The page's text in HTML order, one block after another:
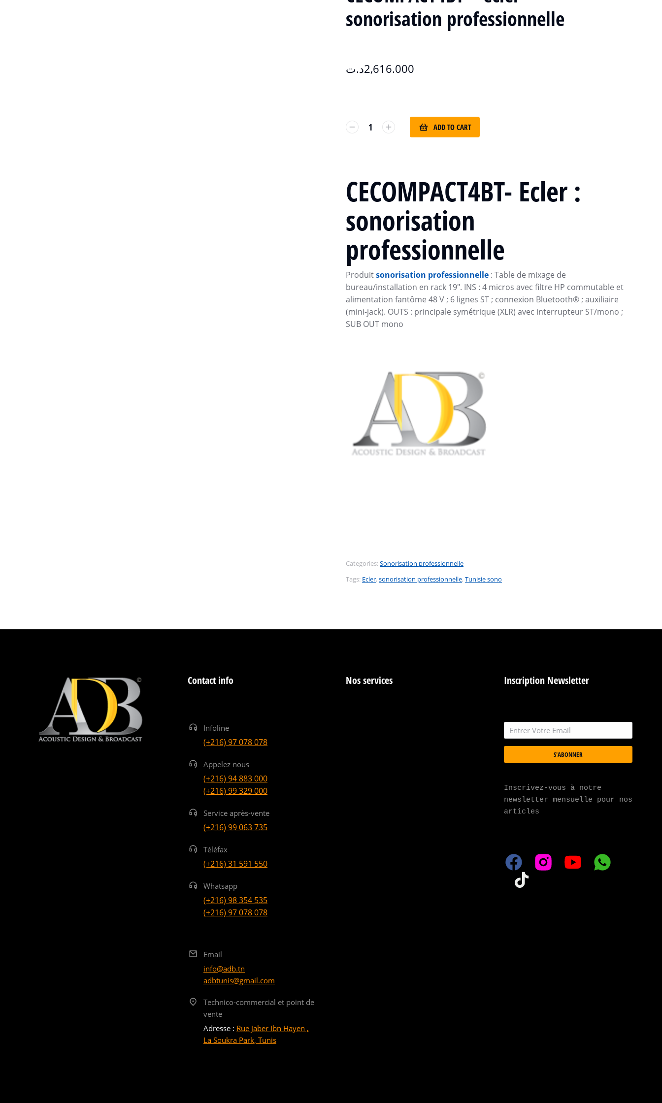
sonorisation professionnelle
2,616.000د.ت
ADD TO CART
CECOMPACT4BT- Ecler :
sonorisation
professionnelle
Produitsonorisation professionnelle : Table de mixage de
bureau/installation en rack 19″. INS : 4 micros avec filtre HP commutable et
alimentation fantôme 48 V ; 6 lignes ST ; connexion Bluetooth® ; auxiliaire
(mini-jack). OUTS : principale symétrique (XLR) avec interrupteur ST/mono ;
SUB OUT mono
Categories:Sonorisation professionnelle
Tags: Ecler, sonorisation professionnelle, Tunisie sono
Contact info
Infoline
(+216) 97 078 078
Appelez nous
(+216) 94 883 000
(+216) 99 329 000
Service après-vente
(+216) 99 063 735
Téléfax
(+216) 31 591 550
Whatsapp
(+216) 98 354 535
(+216) 97 078 078
Email
info@adb.tn
adbtunis@gmail.com
Technico-commercial et point de
vente
Adresse : Rue Jaber Ibn Hayen ,
La Soukra Park, Tunis
Nos services Inscription Newsletter
S'ABONNER
Inscrivez-vous à notre
newsletter mensuelle pour nos
articles